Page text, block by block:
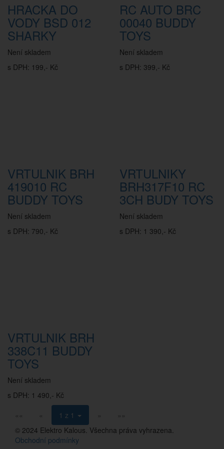
HRACKA DO
VODY BSD 012
SHARKY
Není skladem
s DPH: 199,- Kč
RC AUTO BRC
00040 BUDDY
TOYS
Není skladem
s DPH: 399,- Kč
VRTULNIK BRH
419010 RC
BUDDY TOYS
Není skladem
s DPH: 790,- Kč
VRTULNIKY
BRH317F10 RC
3CH BUDY TOYS
Není skladem
s DPH: 1 390,- Kč
VRTULNIK BRH
338C11 BUDDY
TOYS
Není skladem
s DPH: 1 490,- Kč
««
« 1 z 1 »
»»
© 2024 Elektro Kalous. Všechna práva vyhrazena.
Obchodní podmínky